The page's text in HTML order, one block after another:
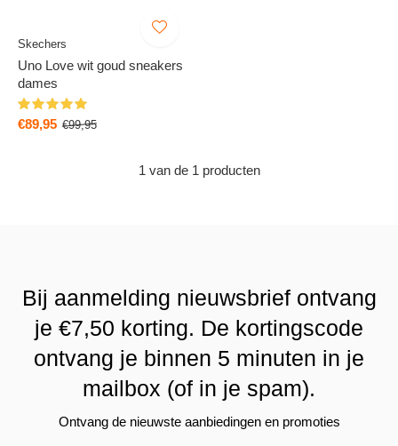
Skechers
Uno Love wit goud sneakers
dames
€89,95 €99,95
1 van de 1 producten
Bij aanmelding nieuwsbrief ontvang
je €7,50 korting. De kortingscode
ontvang je binnen 5 minuten in je
mailbox (of in je spam).
Ontvang de nieuwste aanbiedingen en promoties